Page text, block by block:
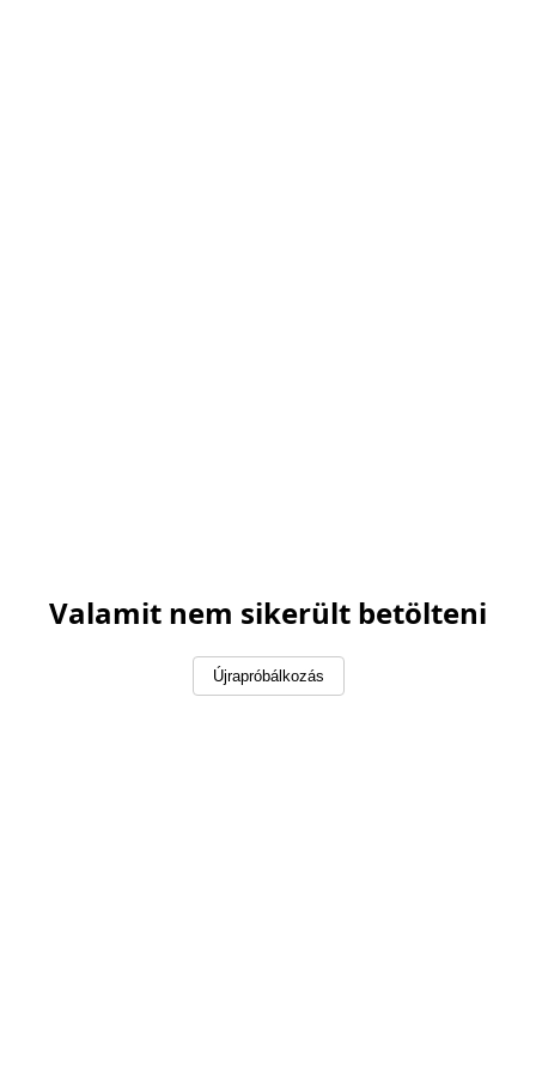
Valamit nem sikerült betölteni
Újrapróbálkozás